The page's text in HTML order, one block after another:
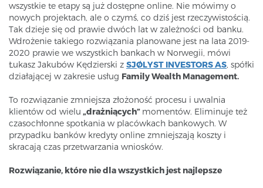
wszystkie te etapy są już dostępne online. Nie mówimy o
nowych projektach, ale o czymś, co dziś jest rzeczywistością.
Tak dzieje się od prawie dwóch lat w zależności od banku.
Wdrożenie takiego rozwiązania planowane jest na lata 2019-
2020 prawie we wszystkich bankach w Norwegii, mówi
Łukasz Jakubów Kędzierski z SJØLYST INVESTORS AS, spółki
działającej w zakresie usług Family Wealth Management.
To rozwiązanie zmniejsza złożoność procesu i uwalnia
klientów od wielu „drażniących” momentów. Eliminuje też
czasochłonne spotkania w placówkach bankowych. W
przypadku banków kredyty online zmniejszają koszty i
skracają czas przetwarzania wniosków.
Rozwiązanie, które nie dla wszystkich jest najlepsze